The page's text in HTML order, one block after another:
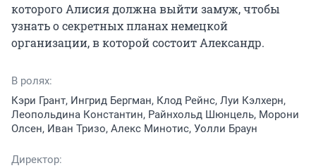
которого Алисия должна выйти замуж, чтобы
узнать о секретных планах немецкой
организации, в которой состоит Александр.
В ролях:
Кэри Грант, Ингрид Бергман, Клод Рейнс, Луи Кэлхерн,
Леопольдина Константин, Райнхольд Шюнцель, Морони
Олсен, Иван Тризо, Алекс Минотис, Уолли Браун
Директор: